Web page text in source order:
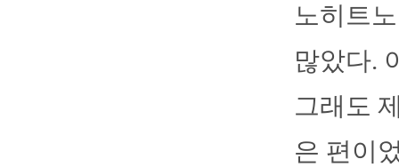
노히트
많았다.
그래도
은 편이